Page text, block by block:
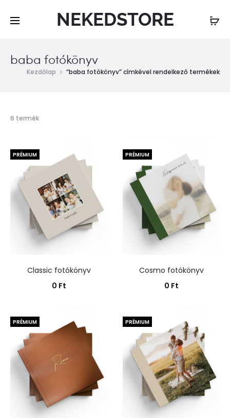
NEKEDSTORE
baba fotókönyv
Kezdőlap “baba fotókönyv” címkével rendelkező termékek
6 termékMind
találat
megjelenítve
PRÉMIUM
Classic fotókönyv
0 Ft
PRÉMIUM
Cosmo fotókönyv
0 Ft
PRÉMIUM PRÉMIUM